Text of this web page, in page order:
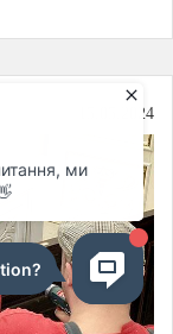
15.05.2024